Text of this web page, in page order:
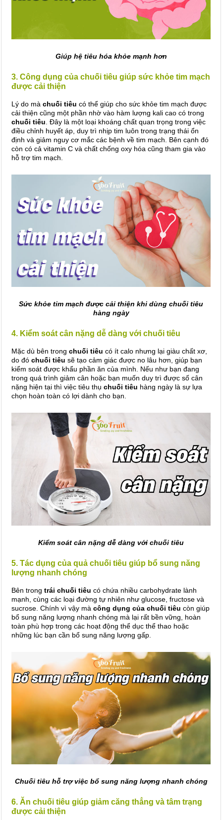
Giúp hệ tiêu hóa khỏe mạnh hơn
3. Công dụng của chuối tiêu giúp sức khỏe tim mạch
được cải thiện
Lý do mà chuối tiêu có thể giúp cho sức khỏe tim mạch được
cải thiện cũng một phần nhờ vào hàm lượng kali cao có trong
chuối tiêu . Đây là một loại khoáng chất quan trọng trong việc
điều chỉnh huyết áp, duy trì nhịp tim luôn trong trạng thái ổn
định và giảm nguy cơ mắc các bệnh về tim mạch. Bên cạnh đó
còn có cả vitamin C và chất chống oxy hóa cũng tham gia vào
hỗ trợ tim mạch.
Sức khỏe tim mạch được cải thiện khi dùng chuối tiêu
hàng ngày
4. Kiểm soát cân nặng dễ dàng với chuối tiêu
Mặc dù bên trong chuối tiêu có ít calo nhưng lại giàu chất xơ,
do đó chuối tiêu sẽ tạo cảm giác được no lâu hơn, giúp bạn
kiểm soát được khẩu phần ăn của mình. Nếu như bạn đang
trong quá trình giảm cân hoặc bạn muốn duy trì được số cân
nặng hiện tại thì việc tiêu thụ chuối tiêu hàng ngày là sự lựa
chọn hoàn toàn có lợi dành cho bạn.
Kiểm soát cân nặng dễ dàng với chuối tiêu
5. Tác dụng của quả chuối tiêu giúp bổ sung năng
lượng nhanh chóng
Bên trong trái chuối tiêu có chứa nhiều carbohydrate lành
mạnh, cùng các loại đường tự nhiên như glucose, fructose và
sucrose. Chính vì vậy mà công dụng của chuối tiêu còn giúp
bổ sung năng lượng nhanh chóng mà lại rất bền vững, hoàn
toàn phù hợp trong các hoạt động thể dục thể thao hoặc
những lúc bạn cần bổ sung năng lượng gấp.
Chuối tiêu hỗ trợ việc bổ sung năng lượng nhanh chóng
6. Ăn chuối tiêu giúp giảm căng thẳng và tâm trạng
được cải thiện